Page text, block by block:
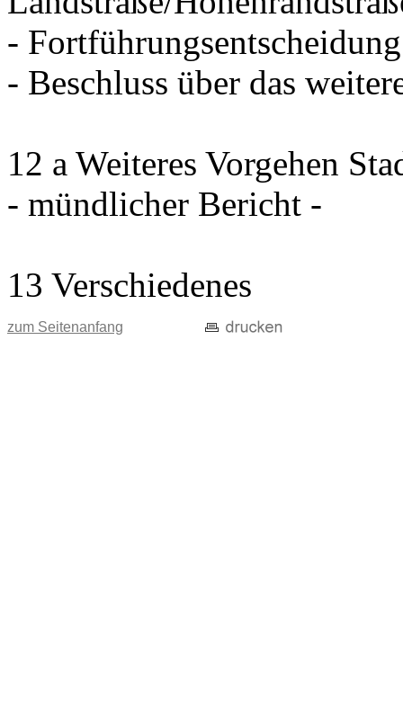
-
- Beschluss über das
12 a Weiteres Vorgehen
- mündlicher Bericht -
13 Verschiedenes
zum Seitenanfang